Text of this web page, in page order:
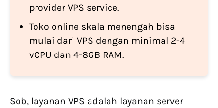
provider VPS service.
Toko online skala menengah bisa
mulai dari VPS dengan minimal 2-4
vCPU dan 4-8GB RAM.
Sob, layanan VPS adalah layanan server